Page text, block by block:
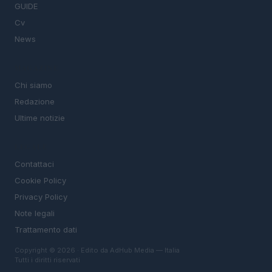
GUIDE
Cv
News
Chi siamo
Redazione
Ultime notizie
Contattaci
Cookie Policy
Privacy Policy
Note legali
Trattamento dati
Copyright © 2026 · Edito da AdHub Media — Italia
Tutti i diritti riservati